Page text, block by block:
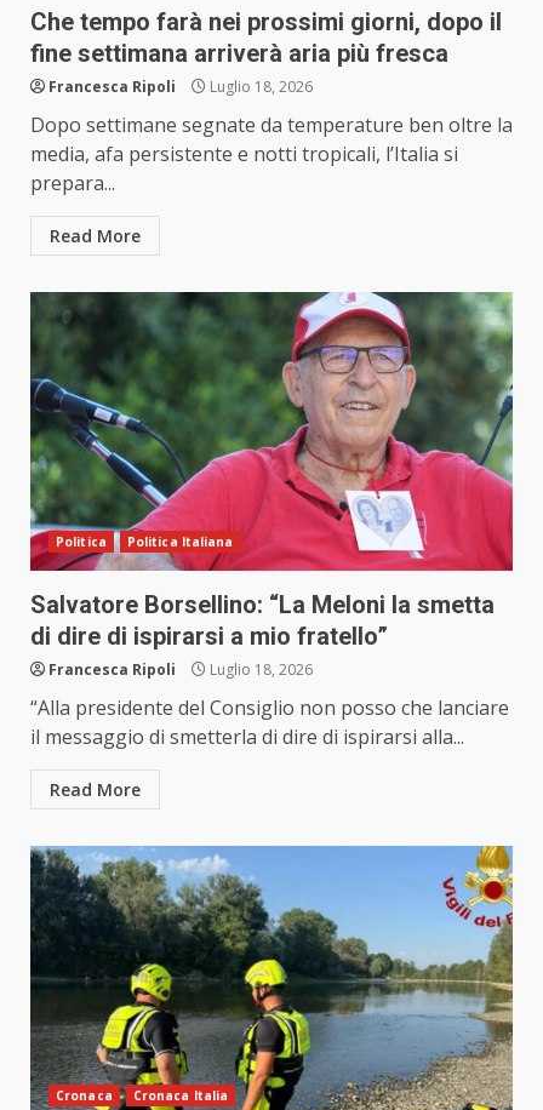
Che tempo farà nei prossimi giorni, dopo il
fine settimana arriverà aria più fresca
Francesca Ripoli Luglio 18, 2026
Dopo settimane segnate da temperature ben oltre la
media, afa persistente e notti tropicali, l’Italia si
prepara...
Read More
Politica Politica Italiana
Salvatore Borsellino: “La Meloni la smetta
di dire di ispirarsi a mio fratello”
Francesca Ripoli Luglio 18, 2026
“Alla presidente del Consiglio non posso che lanciare
il messaggio di smetterla di dire di ispirarsi alla...
Read More
Cronaca Cronaca Italia